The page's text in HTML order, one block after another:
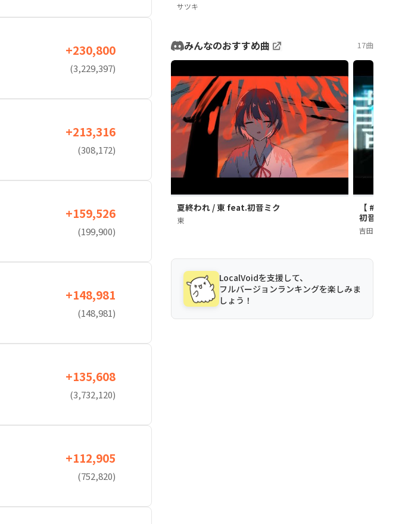
+230,800
(3,229,397)
+213,316
(308,172)
+159,526
(199,900)
+148,981
(148,981)
+135,608
(3,732,120)
+112,905
(752,820)
サツキ
みんなのおすすめ曲 17曲
夏終われ / 東 feat.初音ミク
東
【 #プロセ
初音ミク
吉田楓 |
LocalVoidを支援して、
フルバージョンランキングを楽しみま
しょう！